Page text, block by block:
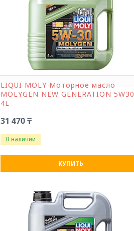
LIQUI MOLY Моторное масло
MOLYGEN NEW GENERATION 5W30
4L
31 470 ₸
В наличии
КУПИТЬ